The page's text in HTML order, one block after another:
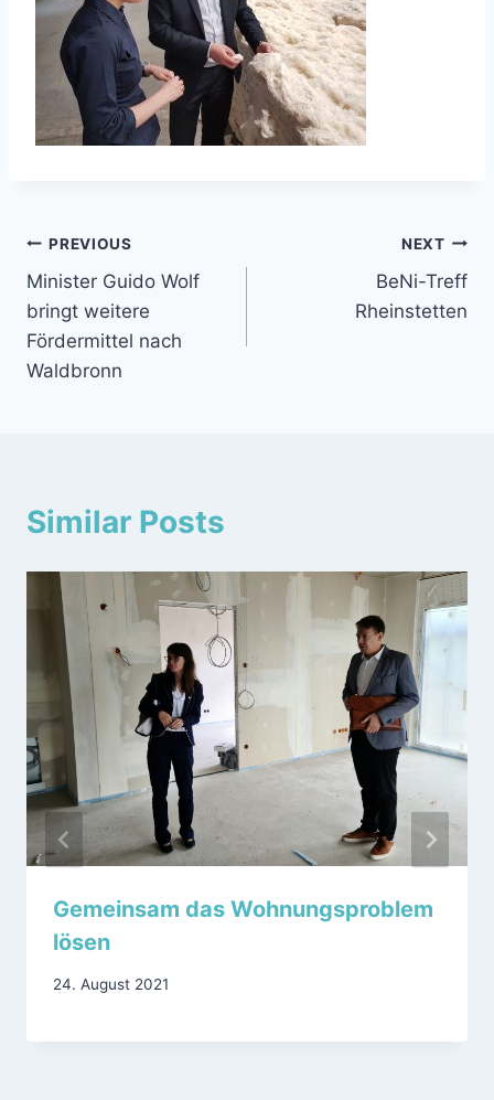
Beitragsnavigation
PREVIOUS
Minister Guido Wolf
bringt weitere
Fördermittel nach
Waldbronn
NEXT
BeNi-Treff
Rheinstetten
Similar Posts
Gemeinsam das Wohnungsproblem
lösen
24. August 2021